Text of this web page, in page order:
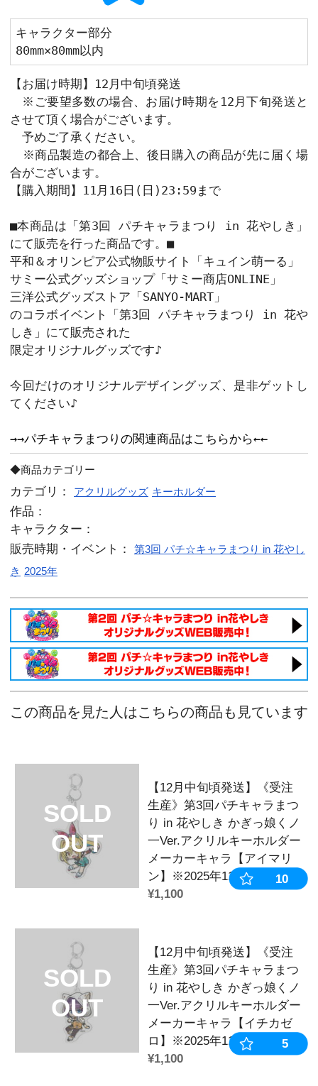
画像をタップすると拡大して表示すること
ご注文数 －
カートに入れ
1
キャラクター部分
【お届け時期】12月中旬頃発送
※ご要望多数の場合、お届け時期を
させて頂く場合がございます。
予めご了承ください。
※商品製造の都合上、後日購入の商
合がございます。
【購入期間】11月16日(日)23:59まで
■本商品は「第3回 パチキャラまつ
にて販売を行った商品です。■
平和＆オリンピア公式物販サイト「キ
三洋公式グッズストア「SANYO-MART
のコラボイベント「第3回 パチキャ
しき」にて販売された
限定オリジナルグッズです♪
今回だけのオリジナルデザイングッ
てください♪
→→パチキャラまつりの関連商品はこ
◆商品カテゴリー
カテゴリ：アクリルグッズ キーホルダー